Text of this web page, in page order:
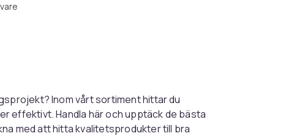
Inom vårt sortiment hittar du
effektivt. Handla här och upptäck de bästa
med att hitta kvalitetsprodukter till bra